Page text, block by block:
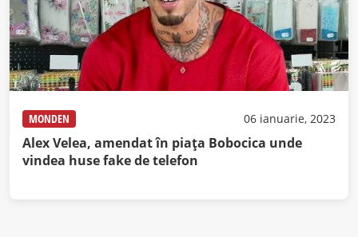
MONDEN 06 ianuarie, 2023
Alex Velea, amendat în piața Bobocica unde
vindea huse fake de telefon